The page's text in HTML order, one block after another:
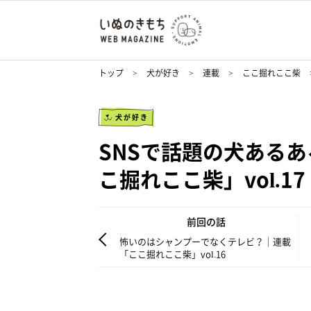
トップ 犬が好き 連載 ここ掘れここ柴
犬が好き
SNSで話題の犬ある
こ掘れここ柴」vol.17
前回の話
怖いのはシャンプーでなくテレビ？｜連載
「ここ掘れここ柴」vol.16